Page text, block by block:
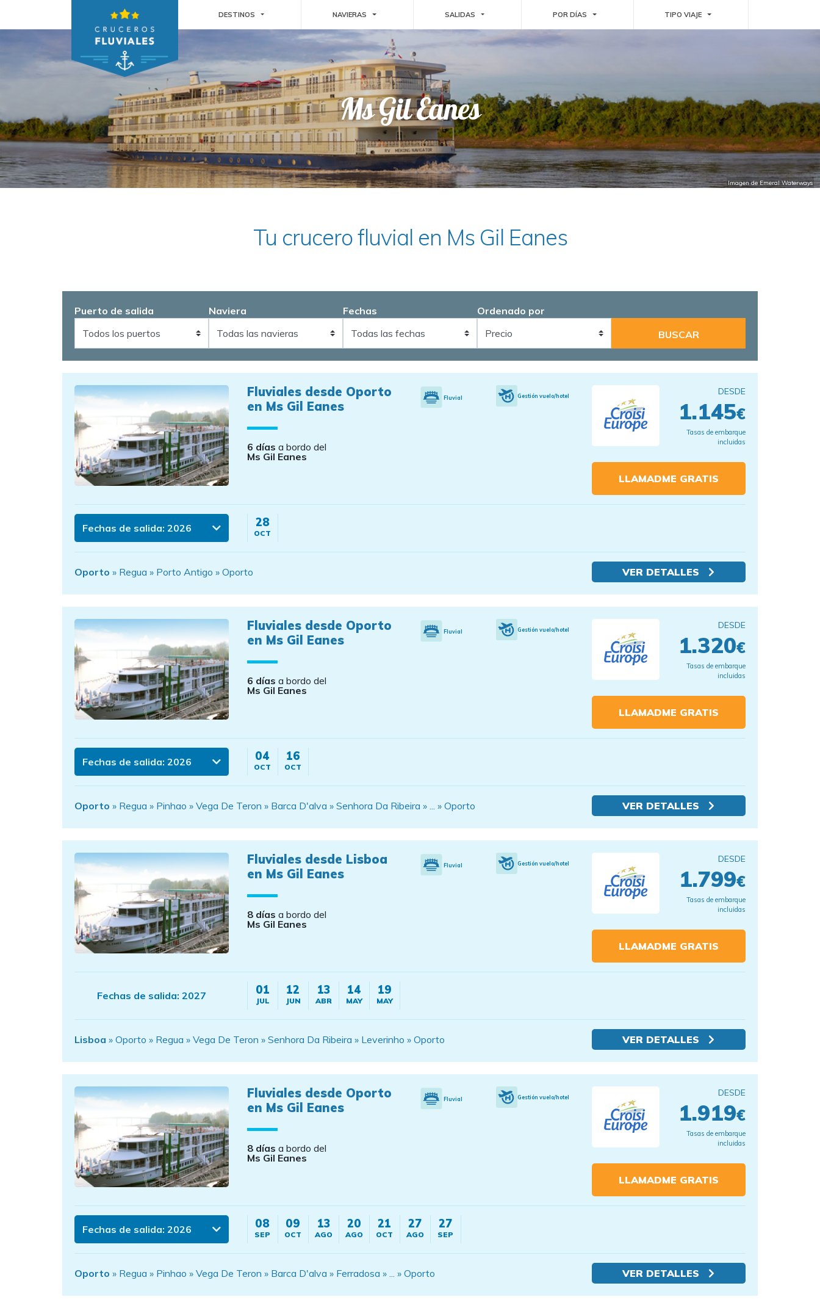
DESTINOS TOGGLE DROPDOWNNAVIERAS TOGGLE DROPDOWNSALIDAS TOGGLE DROPDOWNPOR DÍAS TOGGLE DROPDOWNTIPO VIAJE TOGGLE DROPDOWN
Ms Gil Eanes
Imagen de Emeral Waterways
Tu crucero fluvial en Ms Gil Eanes
Puerto de salida Naviera Fechas Ordenado por
Fluviales desde Oporto
en Ms Gil Eanes
6 días a bordo del
Ms Gil Eanes
Fluvial Gestión vuelo/hotel DESDE
1.145€
Tasas de embarque
incluidas
LLAMADME GRATIS
Fechas de salida: 2026 28
OCT
Oporto » Regua » Porto Antigo » Oporto VER DETALLES
Fluviales desde Oporto
en Ms Gil Eanes
6 días a bordo del
Ms Gil Eanes
Fluvial Gestión vuelo/hotel DESDE
1.320€
Tasas de embarque
incluidas
LLAMADME GRATIS
Fechas de salida: 2026 04
OCT
16
OCT
Oporto » Regua » Pinhao » Vega De Teron » Barca D'alva » Senhora Da Ribeira » ... » Oporto VER DETALLES
Fluviales desde Lisboa
en Ms Gil Eanes
8 días a bordo del
Ms Gil Eanes
Fluvial Gestión vuelo/hotel DESDE
1.799€
Tasas de embarque
incluidas
LLAMADME GRATIS
Fechas de salida: 2027 01
JUL
12
JUN
13
ABR
14
MAY
19
MAY
Lisboa » Oporto » Regua » Vega De Teron » Senhora Da Ribeira » Leverinho » Oporto VER DETALLES
Fluviales desde Oporto
en Ms Gil Eanes
8 días a bordo del
Ms Gil Eanes
Fluvial Gestión vuelo/hotel DESDE
1.919€
Tasas de embarque
incluidas
LLAMADME GRATIS
Fechas de salida: 2026 08
SEP
09
OCT
13
AGO
20
AGO
21
OCT
27
AGO
27
SEP
Oporto » Regua » Pinhao » Vega De Teron » Barca D'alva » Ferradosa » ... » Oporto VER DETALLES